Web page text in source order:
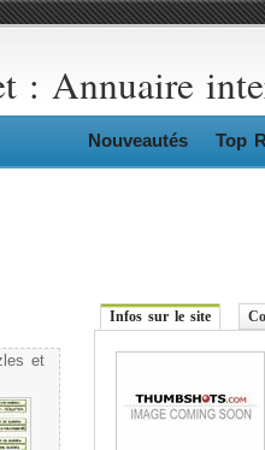
: Annuaire
Nouveautés Top
et
Infos sur le site